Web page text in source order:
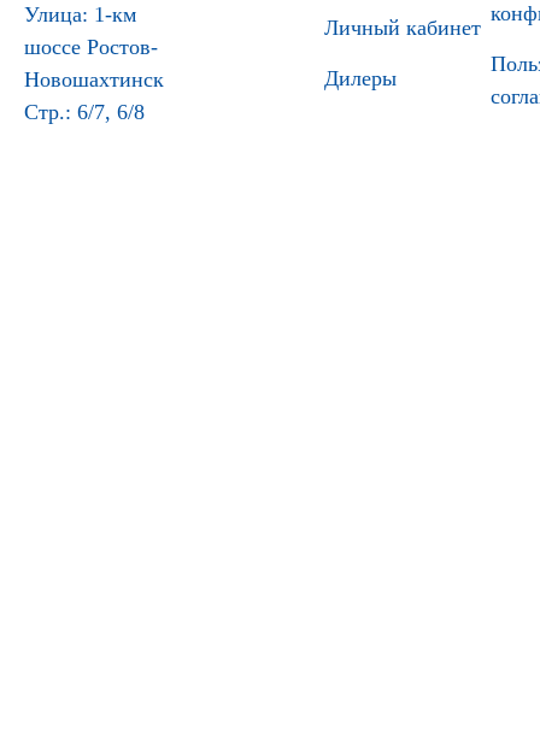
Улица: 1-км
шоссе Ростов-
Новошахтинск
Стр.: 6/7, 6/8
Личный кабинет
Дилеры